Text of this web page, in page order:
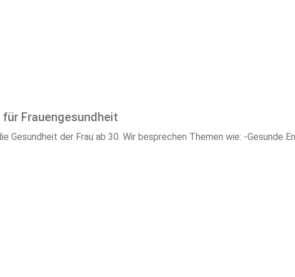
Frauengesundheit
Gesundheit der Frau ab 30. Wir besprechen Themen wie: -Gesunde